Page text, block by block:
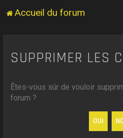
Accueil du forum
SUPPRIMER LES
Êtes-vous sûr de vouloir
forum ?